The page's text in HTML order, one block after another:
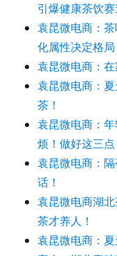
引爆健康茶饮赛
袁昆微电商：
化属性决定格局
袁昆微电商：
袁昆微电商：
茶！
袁昆微电商：
烦！做好这三点
袁昆微电商：
话！
袁昆微电商湖
茶才养人！
袁昆微电商：